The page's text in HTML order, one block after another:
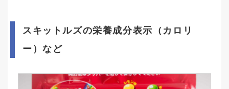
スキットルズの栄養成分表示（カロリ
ー）など